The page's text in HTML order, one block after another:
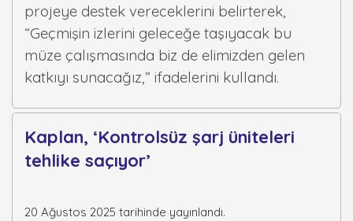
projeye destek vereceklerini belirterek,
“Geçmişin izlerini geleceğe taşıyacak bu
müze çalışmasında biz de elimizden gelen
katkıyı sunacağız,” ifadelerini kullandı.
Kaplan, ‘Kontrolsüz şarj üniteleri
tehlike saçıyor’
20 Ağustos 2025 tarihinde yayınlandı.